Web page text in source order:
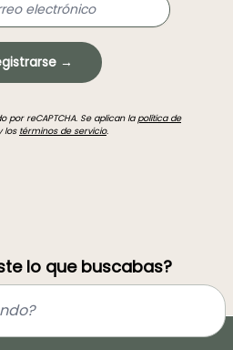
→
por reCAPTCHA. Se aplican lapolítica de
los términos de servicio.
lo que buscabas?